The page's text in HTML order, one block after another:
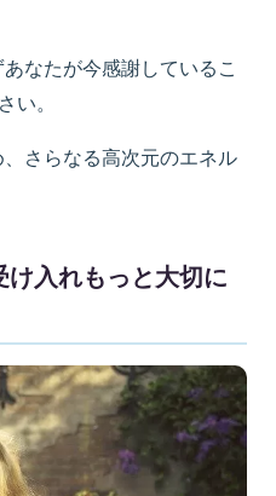
なたが今感謝しているこ
い。
、さらなる高次元のエネル
入れもっと大切に